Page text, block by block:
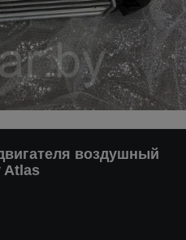
воздушный
Atlas